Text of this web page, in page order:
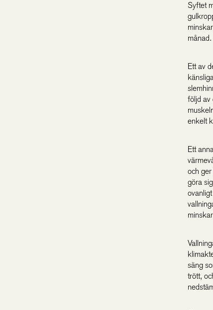
Syftet
månad.
Ett av
följd av
enkelt
Ett
och
göra
säng
trött,